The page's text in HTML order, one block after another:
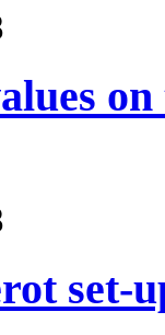
set-